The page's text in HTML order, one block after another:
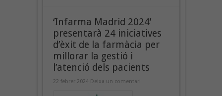
‘Infarma Madrid 2024’
presentarà 24 iniciatives
d’èxit de la farmàcia per
millorar la gestió i
l’atenció dels pacients
22 febrer 2024 Deixa un comentari